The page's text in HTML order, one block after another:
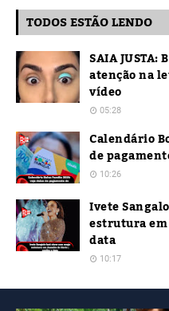
TODOS ESTÃO LENDO
SAIA
atenção na
vídeo
05:28
Calendário
de
10:26
Ivete
estrutura
data
10:17